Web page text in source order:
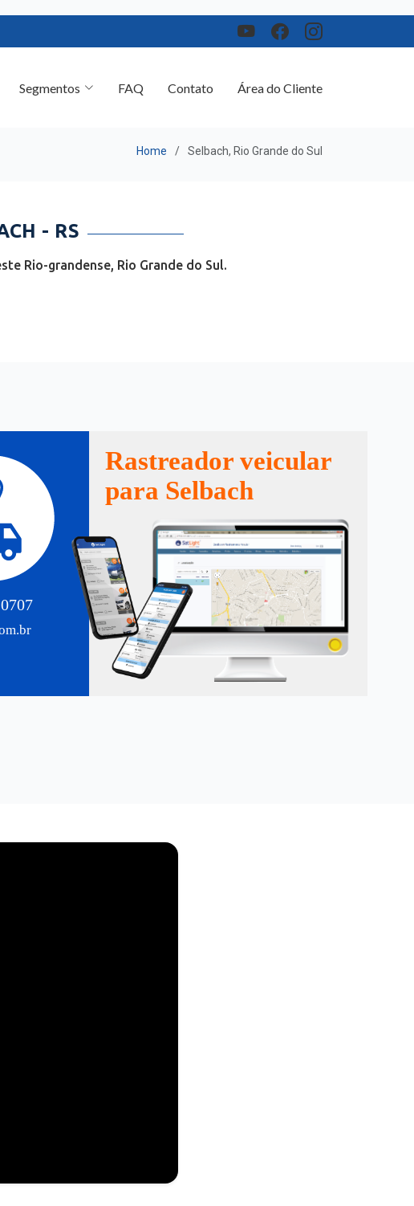
- RS
Rio-grandense, Rio Grande do Sul.
Rastreador veicular
para Selbach